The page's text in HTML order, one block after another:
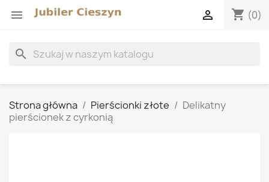
 shopping_cart (0)

search
Strona główna Pierścionki złote
Delikatny
pierścionek z cyrkonią